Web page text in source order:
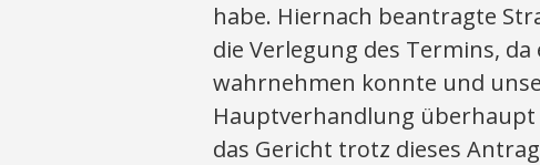
habe. Hiernach beantragte
die Verlegung des Termins,
wahrnehmen konnte und
Hauptverhandlung
das Gericht trotz dieses